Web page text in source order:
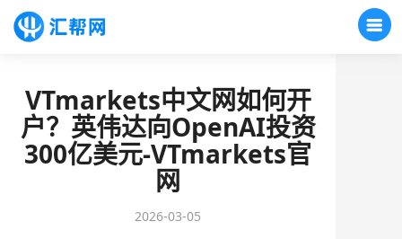
VTmarkets中文网如何开
户？英伟达向OpenAI投资
300亿美元-VTmarkets官
网
2026-03-05